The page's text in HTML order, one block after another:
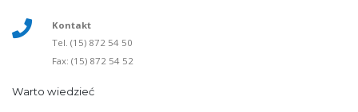
Kontakt
Tel. (15) 872 54 50
Fax: (15) 872 54 52
Warto wiedzieć